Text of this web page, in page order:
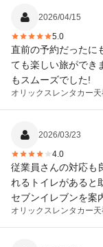
2026/04/15
5.0
直前の予約だったに
ても楽しい旅ができ
もスムーズでした!
オリックスレンタカー
2026/03/23
4.0
従業員さんの対応も
れるトイレがあると
セブンイレブンを案
ととても大変です
オリックスレンタカー